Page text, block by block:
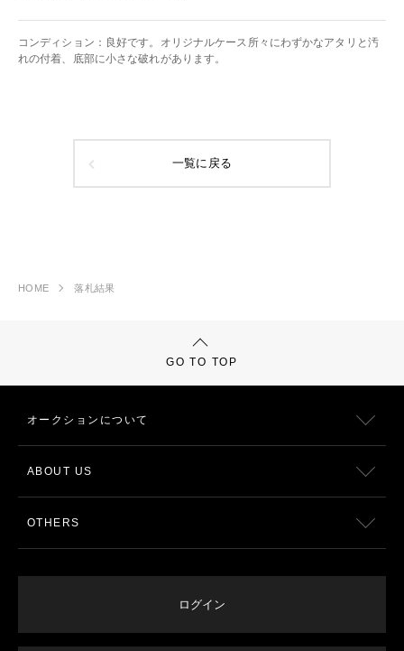
コンディション：良好です。オリジナルケース所々にわずかなアタリと汚
れの付着、底部に小さな破れがあります。
一覧に戻る
HOME 落札結果
GO TO TOP
オークションについて
ABOUT US
OTHERS
ログイン